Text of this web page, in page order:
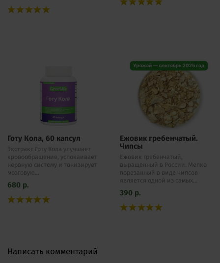
Готу Кола, 60 капсул
Экстракт Готу Кола улучшает
кровообращение, успокаивает
нервную систему и тонизирует
мозговую...
680 р.
Ежовик гребенчатый.
Чипсы
Ежовик гребенчатый,
выращенный в России. Мелко
порезанный в виде чипсов
является одной из самых...
390 р.
Написать комментарий